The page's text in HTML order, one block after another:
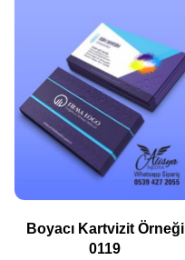
Boyacı Kartvizit Örneği
0119